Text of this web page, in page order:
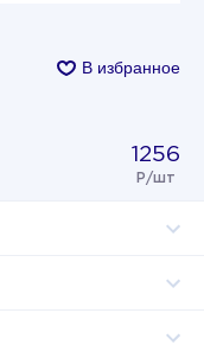
В избранное
1256
Р/шт